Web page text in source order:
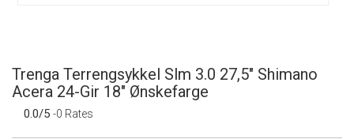
Trenga Terrengsykkel Slm 3.0 27,5" Shimano
Acera 24-Gir 18" Ønskefarge
0.0/5 -0 Rates